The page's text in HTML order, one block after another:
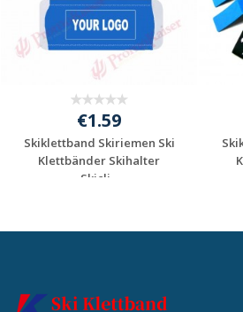
€1.59
Skiklettband Skiriemen Ski
Klettbänder Skihalter
Skicli...
anfragen